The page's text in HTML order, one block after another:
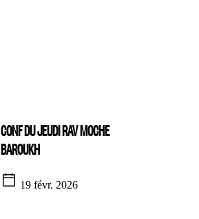
CONF DU JEUDI RAV MOCHE
BAROUKH
19 févr. 2026